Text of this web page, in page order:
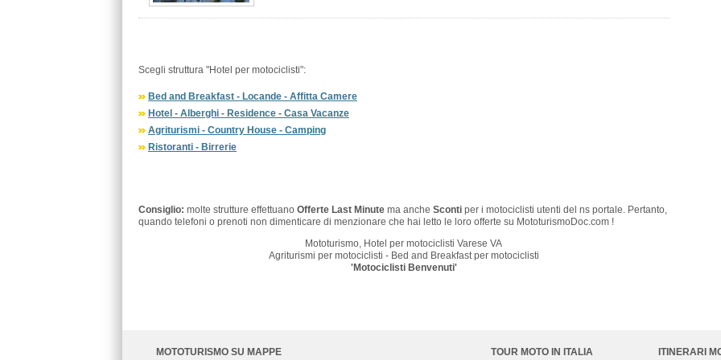
Scegli struttura "Hotel per motociclisti":
Bed and Breakfast - Locande - Affitta Camere
Hotel - Alberghi - Residence - Casa Vacanze
Agriturismi - Country House - Camping
Ristoranti - Birrerie
Consiglio: molte strutture effettuano Offerte Last Minutema anche Scontiper i motociclisti utenti del ns portale. Pertanto,
quando telefoni o prenoti non dimenticare di menzionare che hai letto le loro offerte su MototurismoDoc.com !
Mototurismo, Hotel per motociclisti Varese VA
Agriturismi per motociclisti - Bed and Breakfast per motociclisti
'Motociclisti Benvenuti'
MOTOTURISMO SU MAPPE
TOUR MOTO IN ITALIA
ITINERARI